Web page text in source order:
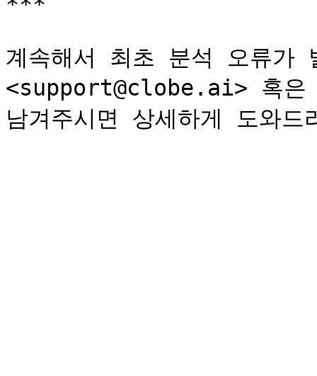
계속해서 최초 분석 오류가
<support@clobe.ai> 혹은